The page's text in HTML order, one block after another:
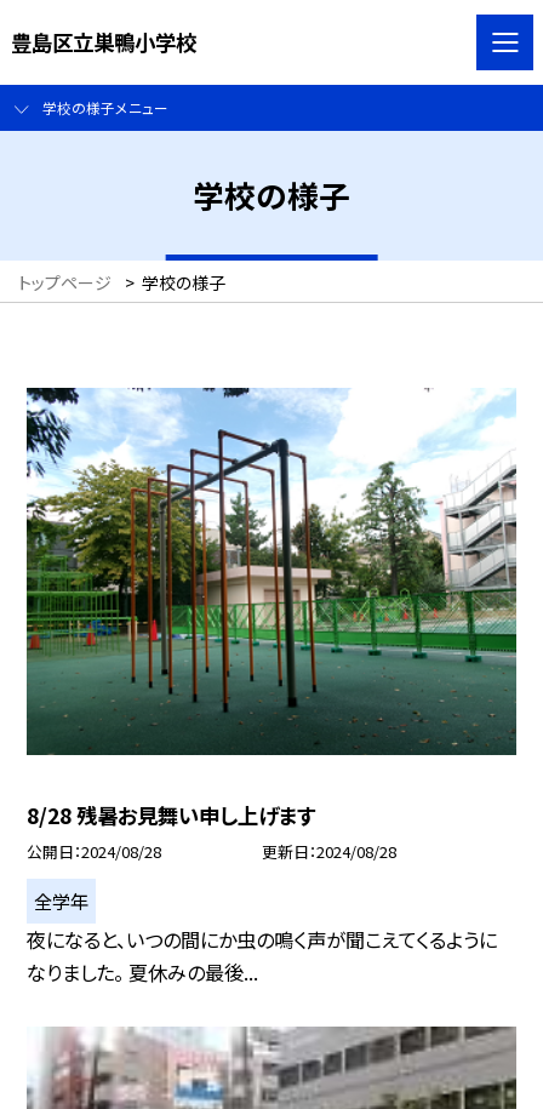
豊島区立巣鴨小学校
学校の様子メニュー
学校の様子
トップページ > 学校の様子
8/28 残暑お見舞い申し上げます
公開日 2024/08/28 更新日 2024/08/28
全学年
夜になると、いつの間にか虫の鳴く声が聞こえてくるように
なりました。 夏休みの最後...